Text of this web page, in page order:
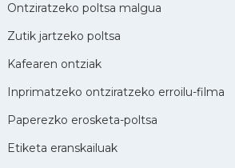
Ontziratzeko poltsa malgua
Zutik jartzeko poltsa
Kafearen ontziak
Inprimatzeko ontziratzeko erroilu-filma
Paperezko erosketa-poltsa
Etiketa eranskailuak